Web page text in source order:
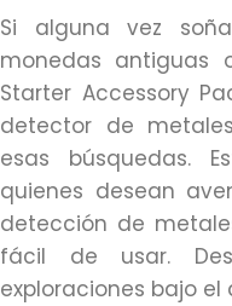
Si alguna vez
monedas antiguas
Starter Accessory
detector de
esas búsquedas.
quienes desean
detección de
fácil de usar.
exploraciones bajo